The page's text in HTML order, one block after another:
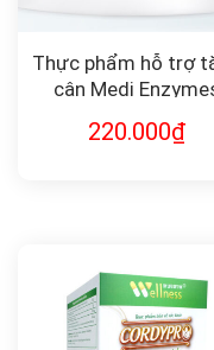
Thực phẩm hỗ trợ
cân Medi
220.000₫